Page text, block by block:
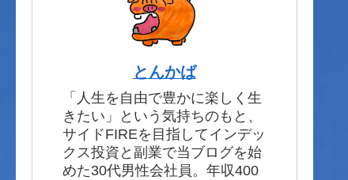
とんかば
「人生を自由で豊かに楽しく生
きたい」という気持ちのもと、
サイドFIREを目指してインデッ
クス投資と副業で当ブログを始
めた30代男性会社員。年収400